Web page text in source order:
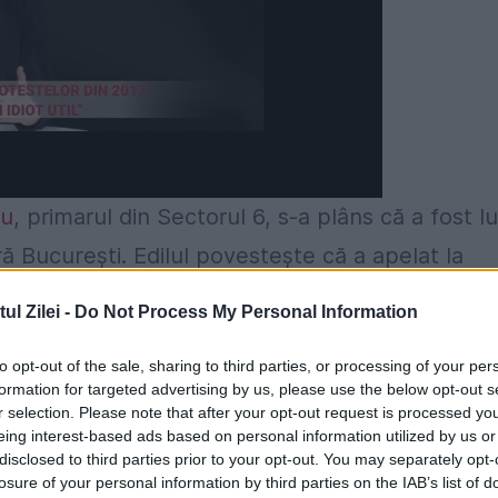
Zilei - Do Not Process My Personal Information
opt-out of the sale, sharing to third parties, or processing of your
for targeted advertising by us, please use the below opt-out
selection. Please note that after your opt-out request is processed
interest-based ads based on personal information utilized by us
to third parties prior to your opt-out. You may separately
of your personal information by third parties on the IAB’s list of
, primarul din Sectorul 6, s-a plâns că a fost
București. Edilul povestește că a apelat la
de mașini care se desfășura pe Bulevardul
din data de 2 mai. Vezi aici articolul.
în acest caz.